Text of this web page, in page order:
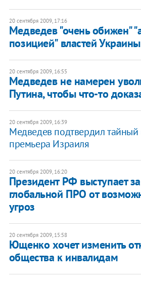
20 сентября 2009, 17:16
Медведев "очень обижен"
позицией" властей Украины
20 сентября 2009, 16:55
Медведев не намерен
Путина, чтобы что-то
20 сентября 2009, 16:39
Медведев подтвердил
премьера Израиля
20 сентября 2009, 16:20
Президент РФ выступает
глобальной ПРО от
угроз
20 сентября 2009, 15:58
Ющенко хочет изменить
общества к инвалидам